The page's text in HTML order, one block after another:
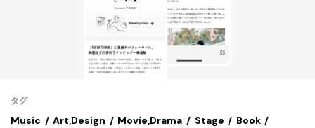
タグ
Music Art,Design Movie,Drama Stage
Book